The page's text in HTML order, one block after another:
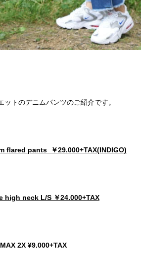
ットのデニムパンツのご紹介です。
flared pants ￥29.000+TAX(INDIGO)
high neck L/S ￥24.000+TAX
2X ¥9.000+TAX